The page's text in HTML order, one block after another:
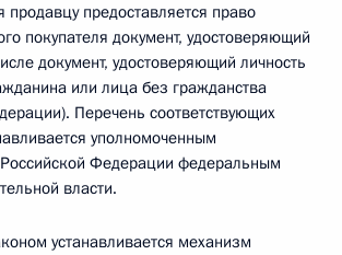
продавцу предоставляется право
покупателя документ, удостоверяющий
документ, удостоверяющий личность
или лица без гражданства
Перечень соответствующих
уполномоченным
Федерации федеральным
власти.
устанавливается механизм